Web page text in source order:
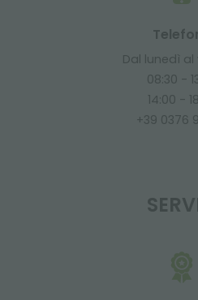
Dal lunedì al
08:30 -
14:00 -
+39 0376